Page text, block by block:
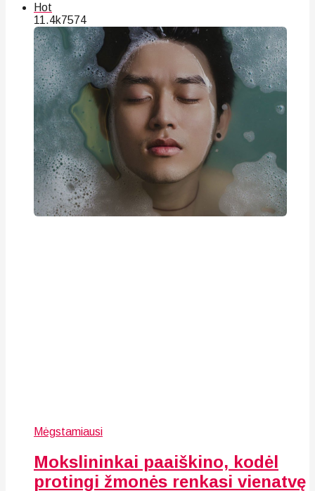
Hot
11.4k7574
Mėgstamiausi
Mokslininkai paaiškino, kodėl
protingi žmonės renkasi vienatvę